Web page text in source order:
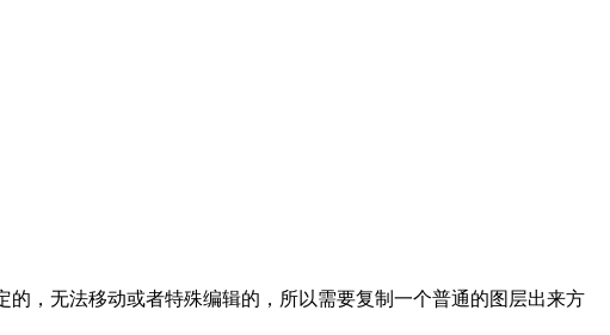
，无法移动或者特殊编辑的，所以需要复制一个普通的图层出来方